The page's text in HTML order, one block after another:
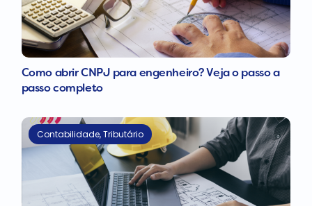
Como abrir CNPJ para engenheiro? Veja o passo a
passo completo
Contabilidade,Tributário